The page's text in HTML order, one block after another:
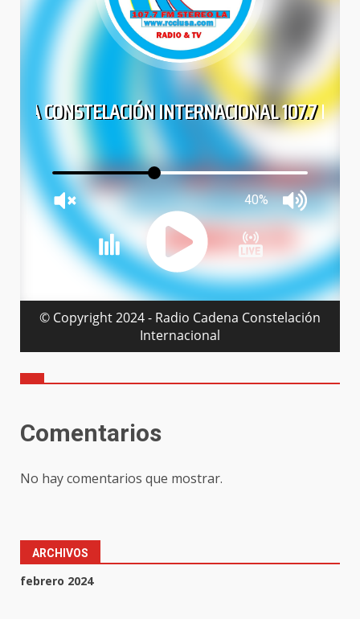
Comentarios
No hay comentarios que mostrar.
ARCHIVOS
febrero 2024